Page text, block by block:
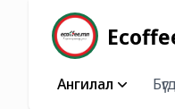
Ангилал